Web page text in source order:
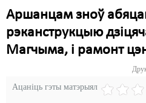
Аршанцам зноў
рэканструкцыю
Магчыма, і рамонт
Ацаніць гэты матэрыял
Выбары
Грамадзянскія ініцыятывы
Дыскрымінацыя
Пра нас
RSS